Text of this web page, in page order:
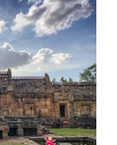
านนี้ ที่ได้กอบกู้
ฝรั่งเศส